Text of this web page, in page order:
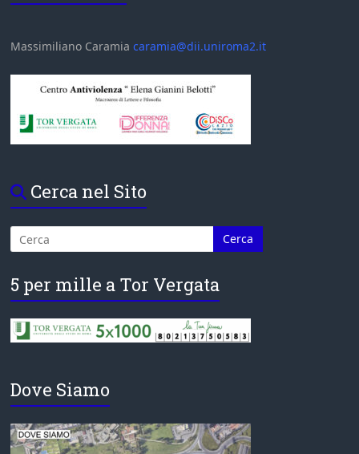
Massimiliano Caramiacaramia@dii.uniroma2.it
Cerca nel Sito
5 per mille a Tor Vergata
Dove Siamo